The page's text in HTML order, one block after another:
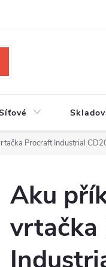
Procraft Industrial
Aku
vrtačka